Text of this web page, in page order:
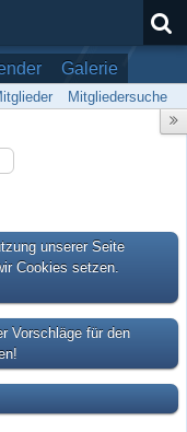
Galerie
Mitgliedersuche
unserer Seite
Cookies setzen.
Vorschläge für den